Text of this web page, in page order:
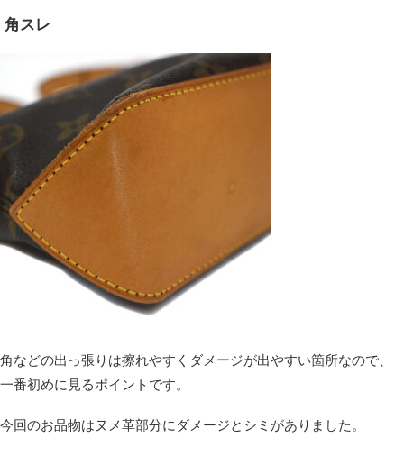
角スレ
角などの出っ張りは擦れやすくダメージが出やすい箇所なので、
一番初めに見るポイントです。
今回のお品物はヌメ革部分にダメージとシミがありました。